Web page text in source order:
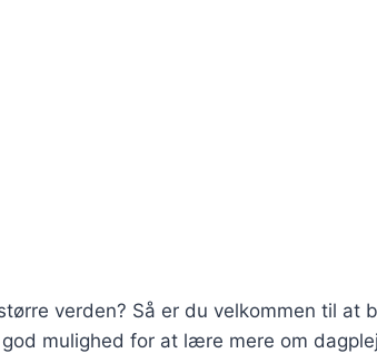
verden? Så er du velkommen til at
mulighed for at lære mere om